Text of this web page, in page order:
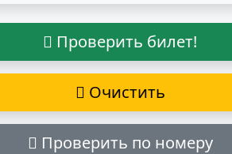
Проверить билет!
Очистить
Проверить по номеру